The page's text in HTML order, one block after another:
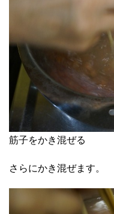
筋子をかき混ぜる
さらにかき混ぜます。